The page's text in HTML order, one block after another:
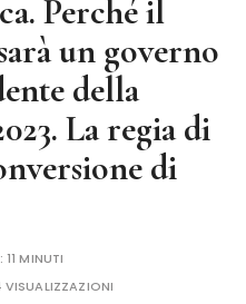
Perché il
un governo
della
La regia di
di
11 MINUTI
VISUALIZZAZIONI